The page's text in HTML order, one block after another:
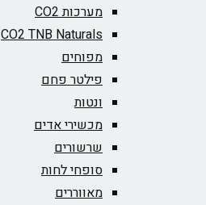
מערכות CO2
CO2 TNB Naturals
מפוחים
פילטר פחם
ונטות
מכשירי אדים
שרשורים
סופחי לחות
מאווררים